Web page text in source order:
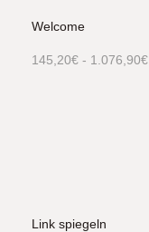
Welcome
145,20€ - 1.076,90€
Link spiegeln